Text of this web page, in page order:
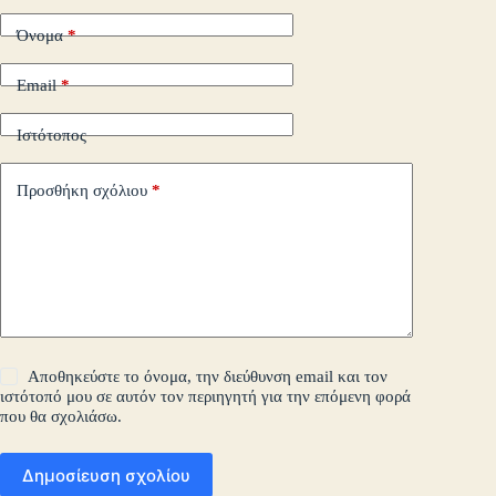
Όνομα*
Email*
Ιστότοπος
Προσθήκη σχόλιου *
Αποθηκεύστε το όνομα, την διεύθυνση email και τον
ιστότοπό μου σε αυτόν τον περιηγητή για την επόμενη φορά
που θα σχολιάσω.
Δημοσίευση σχολίου